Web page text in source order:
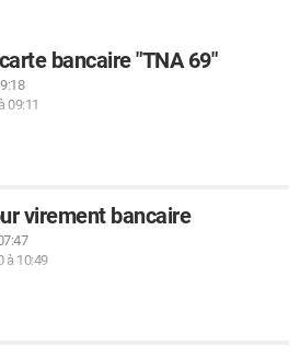
bancaire "TNA 69"
09:11
virement bancaire
à 10:49